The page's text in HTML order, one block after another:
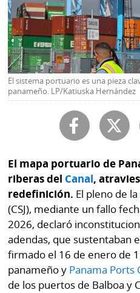
E-
Paper
Buscador
Comunicados
Kiosko
digital
Luctuosas
Contenido
de
marcas
RSS
Temas
Autores
al
lector
Buenas
prácticas
OTROS
SITIOS
El sistema portuario es una pieza
panameño. LP/Katiuska Hernández
El mapa portuario de
riberas del Canal,
redefinición. El pleno de la
(CSJ), mediante un fallo
2026, declaró
adendas, que sustentaban
firmado el 16 de enero de
panameño y Panama Ports
de los puertos de Balboa y